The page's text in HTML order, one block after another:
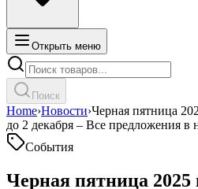
Открыть меню
Поиск
Home›Новости›Черная пятница
до 2 декабря – Все предложения в
События
Черная пятница